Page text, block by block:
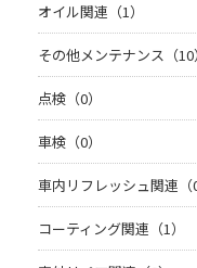
オイル関連（1）
その他メンテナンス（10）
点検（0）
車検（0）
車内リフレッシュ関連（0
コーティング関連（1）